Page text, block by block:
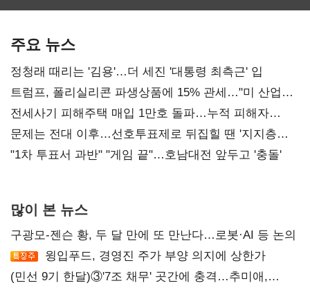
주요 뉴스
정청래 때리는 '김용'…더 세진 '대통령 최측근' 입
트럼프, 폴리실리콘 파생상품에 15% 관세…"미 산업
재건"
전세사기 피해주택 매입 1만호 돌파…누적 피해자
4만278명
문제는 전대 이후…선호투표제로 뒤집힐 땐 '지지층
불복'
"1차 투표서 과반" "게임 끝"…호남대전 앞두고 '충돌'
많이 본 뉴스
구광모-젠슨 황, 두 달 만에 또 만난다…로봇·AI 등 논의
윙입푸드, 경영진 주가 부양 의지에 상한가
(민선 9기 한달)③'7조 채무' 곳간에 충격…추미애,